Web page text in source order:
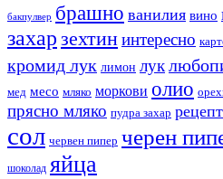
бакпулвер брашно ванилия вино
захар зехтининтересно
кромид лук лимон лук
мед месо мляко моркови олио
прясно мляко пудра захар
сол червен пипер черен
шоколад яйца